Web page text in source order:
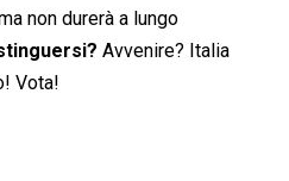
non durerà a lungo
Avvenire? Italia
Vota!